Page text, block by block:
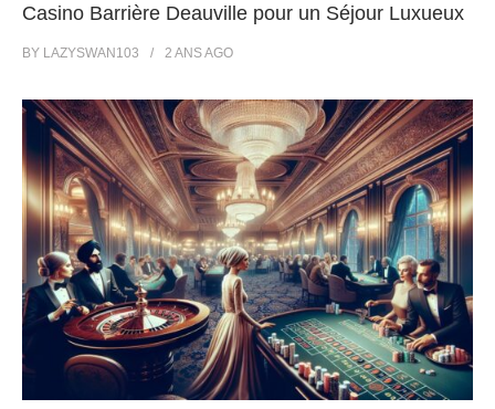
Casino Barrière Deauville pour un Séjour Luxueux
BY LAZYSWAN103 2 ANSAGO